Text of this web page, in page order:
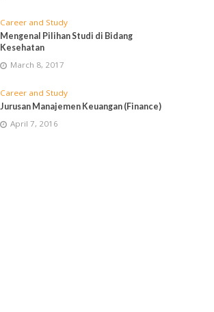
Career and Study
Mengenal Pilihan Studi di Bidang
Kesehatan
March 8, 2017
Career and Study
Jurusan Manajemen Keuangan (Finance)
April 7, 2016